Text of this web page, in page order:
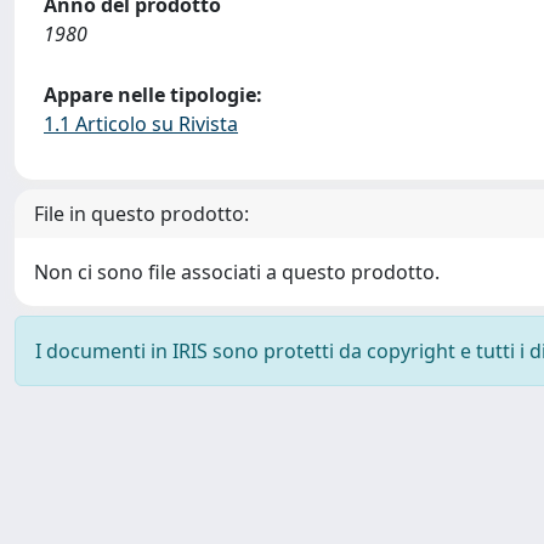
1980
Appare nelle tipologie:
1.1 Articolo su Rivista
File in questo prodotto:
Non ci sono file associati a questo prodotto.
I documenti in IRIS sono protetti da copyright e tutti i